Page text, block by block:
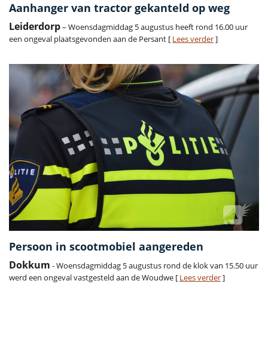
Aanhanger van tractor gekanteld op weg
Leiderdorp– Woensdagmiddag 5 augustus heeft rond 16.00 uur
een ongeval plaatsgevonden aan de Persant [ Lees verder]
Persoon in scootmobiel aangereden
Dokkum - Woensdagmiddag 5 augustus rond de klok van 15.50 uur
werd een ongeval vastgesteld aan de Woudwe [ Lees verder]